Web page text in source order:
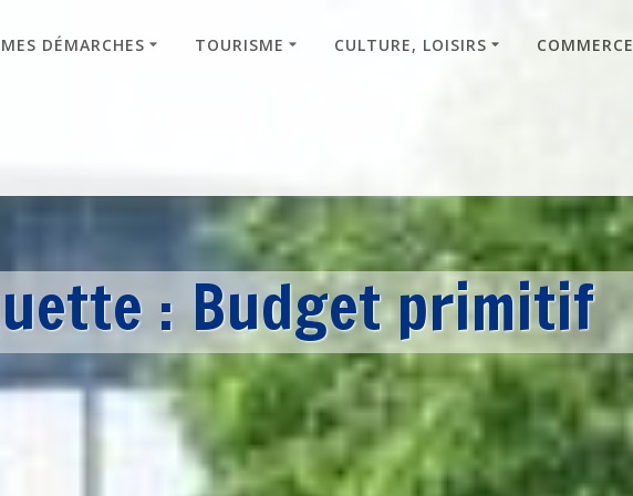
MES DÉMARCHES TOURISME CULTURE, LOISIRS COMMERCE
: Budget primitif